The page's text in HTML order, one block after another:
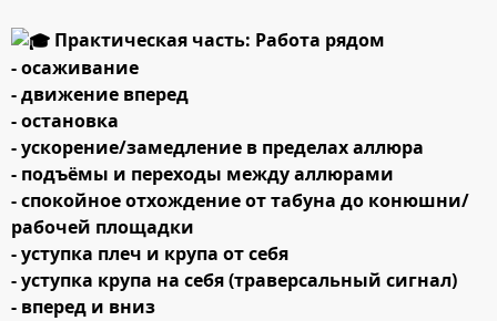
Практическая часть: Работа рядом
- осаживание
- движение вперед
- остановка
- ускорение/замедление в пределах аллюра
- подъёмы и переходы между аллюрами
- спокойное отхождение от табуна до конюшни/
рабочей площадки
- уступка плеч и крупа от себя
- уступка крупа на себя (траверсальный сигнал)
- вперед и вниз